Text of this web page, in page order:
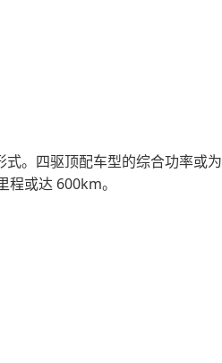
。四驱顶配车型的综合功率或为
或达 600km。